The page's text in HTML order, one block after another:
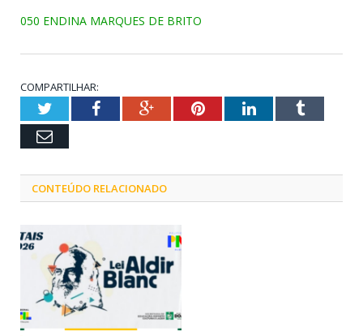
050 ENDINA MARQUES DE BRITO
COMPARTILHAR:
TwitterFacebookGoogle+PinterestLinkedInTumblr
Email
CONTEÚDO RELACIONADO